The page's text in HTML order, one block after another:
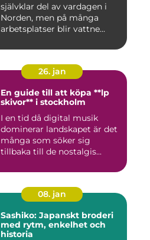
självklar del av vardagen i
Norden, men på många
arbetsplatser blir vattne...
26. jan
En guide till att köpa **lp
skivor** i stockholm
I en tid då digital musik
dominerar landskapet är det
många som söker sig
tillbaka till de nostalgis...
08. jan
Sashiko: Japanskt broderi
med rytm, enkelhet och
historia